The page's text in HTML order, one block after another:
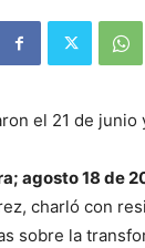
el 21 de
agosto 18 de
charló con
sobre la